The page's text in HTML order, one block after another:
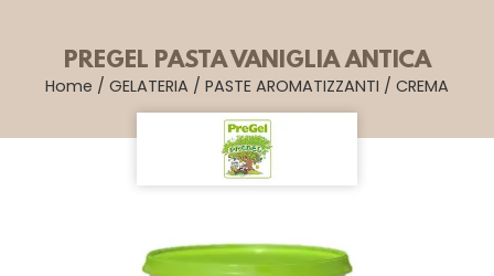
PREGEL PASTA VANIGLIA ANTICA
Home / GELATERIA / PASTE AROMATIZZANTI / CREMA